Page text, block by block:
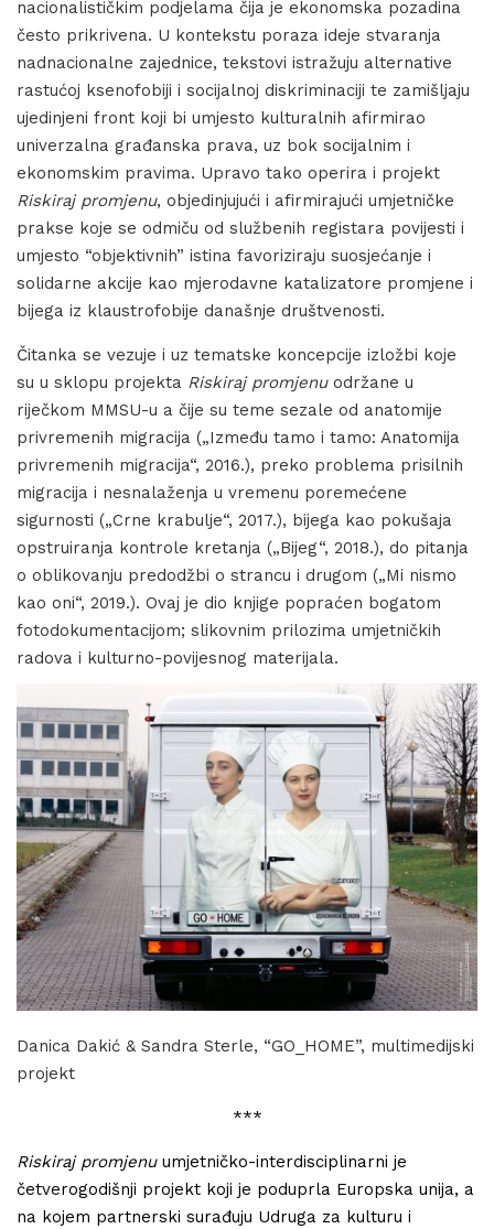
nacionalističkim podjelama čija je ekonomska pozadina
često prikrivena. U kontekstu poraza ideje stvaranja
nadnacionalne zajednice, tekstovi istražuju alternative
rastućoj ksenofobiji i socijalnoj diskriminaciji te zamišljaju
ujedinjeni front koji bi umjesto kulturalnih afirmirao
univerzalna građanska prava, uz bok socijalnim i
ekonomskim pravima. Upravo tako operira i projekt
Riskiraj promjenu, objedinjujući i afirmirajući umjetničke
prakse koje se odmiču od službenih registara povijesti i
umjesto “objektivnih” istina favoriziraju suosjećanje i
solidarne akcije kao mjerodavne katalizatore promjene i
bijega iz klaustrofobije današnje društvenosti.
Čitanka se vezuje i uz tematske koncepcije izložbi koje
su u sklopu projekta Riskiraj promjenuodržane u
riječkom MMSU-u a čije su teme sezale od anatomije
privremenih migracija („Između tamo i tamo: Anatomija
privremenih migracija“, 2016.), preko problema prisilnih
migracija i nesnalaženja u vremenu poremećene
sigurnosti („Crne krabulje“, 2017.), bijega kao pokušaja
opstruiranja kontrole kretanja („Bijeg“, 2018.), do pitanja
o oblikovanju predodžbi o strancu i drugom („Mi nismo
kao oni“, 2019.). Ovaj je dio knjige popraćen bogatom
fotodokumentacijom; slikovnim prilozima umjetničkih
radova i kulturno-povijesnog materijala.
Danica Dakić & Sandra Sterle, “GO_HOME”, multimedijski
projekt
***
Riskiraj promjenuumjetničko-interdisciplinarni je
četverogodišnji projekt koji je poduprla Europska unija, a
na kojem partnerski surađuju Udruga za kulturu i